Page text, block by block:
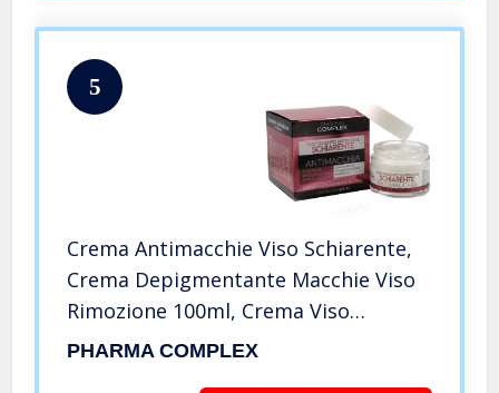
5
Crema Antimacchie Viso Schiarente,
Crema Depigmentante Macchie Viso
Rimozione 100ml, Crema Viso
Vitamina C-E ed Acido Mandelico
PHARMA COMPLEX